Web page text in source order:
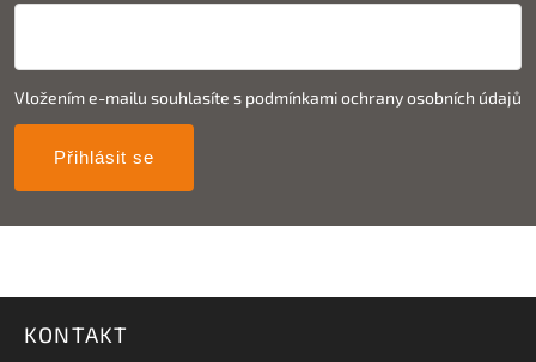
Vložením e-mailu souhlasíte s podmínkami ochrany osobních údajů
Přihlásit se
KONTAKT